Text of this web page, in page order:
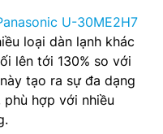
U-30ME2H7
loại dàn lạnh khác
lên tới 130% so với
tạo ra sự đa dạng
hợp với nhiều